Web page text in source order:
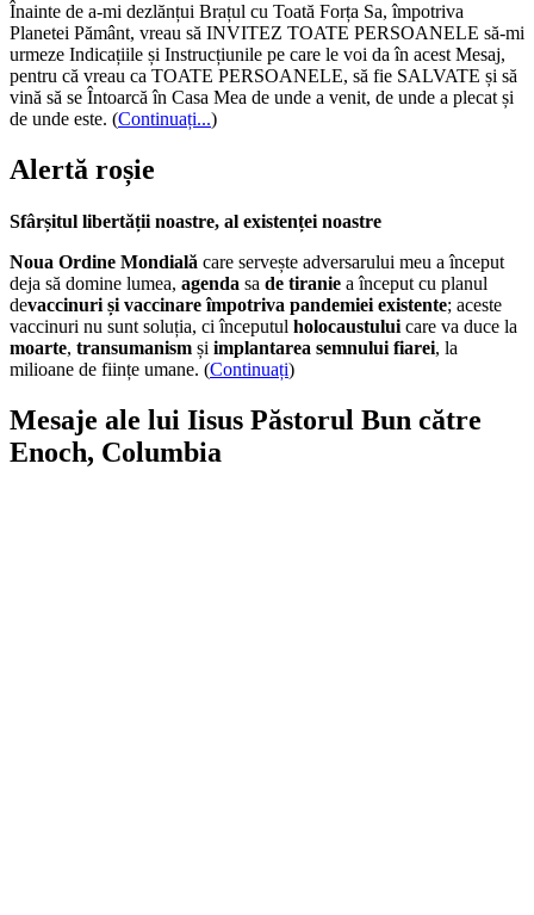
Înainte de a-mi dezlănțui Brațul cu Toată Forța Sa, împotriva
Planetei Pământ, vreau să INVITEZ TOATE PERSOANELE să-mi
urmeze Indicațiile și Instrucțiunile pe care le voi da în acest Mesaj,
pentru că vreau ca TOATE PERSOANELE, să fie SALVATE și să
vină să se Întoarcă în Casa Mea de unde a venit, de unde a plecat și
de unde este. (Continuați...)
Alertă roșie
Sfârșitul libertății noastre, al existenței noastre
Noua Ordine Mondială care servește adversarului meu a început
deja să domine lumea, agenda sa de tiranie a început cu planul
devaccinuri și vaccinare împotriva pandemiei existente; aceste
vaccinuri nu sunt soluția, ci începutul holocaustului care va duce la
moarte, transumanism și implantarea semnului fiarei, la
milioane de ființe umane. (Continuați)
Mesaje ale lui Iisus Păstorul Bun către
Enoch, Columbia